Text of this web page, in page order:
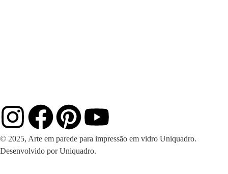
© 2025, Arte em parede para impressão em vidro Uniquadro.
Desenvolvido por Uniquadro.